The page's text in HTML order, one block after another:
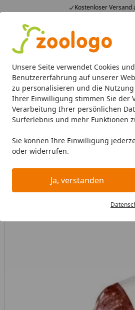
Unsere Seite verwendet Cookies
Benutzererfahrung auf unserer
zu personalisieren und die
Ihrer Einwilligung stimmen Sie der
Verarbeitung Ihrer persönlichen
Surferlebnis und mehr Funktionen
Sie können Ihre Einwilligung
oder widerrufen.
Ja, verstanden
Kostenloser Versand
4,74
23.588 Bewertungen
Alle Produkte
Alle Produkte Angebote
Hund Hundefutter
Startseite
Hund Hundefutter BARF &